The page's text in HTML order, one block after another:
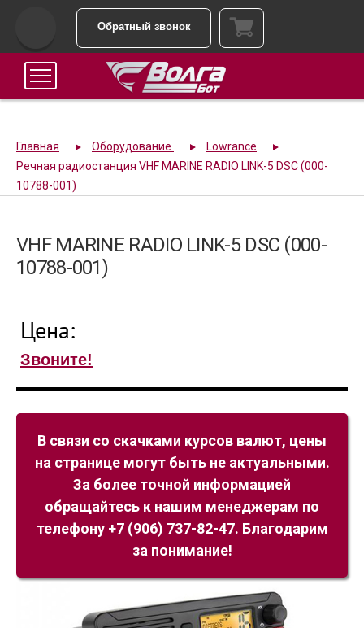
Обратный звонок
Главная Оборудование
Lowrance
Речная радиостанция VHF MARINE RADIO LINK-5 DSC (000-
10788-001)
VHF MARINE RADIO LINK-5 DSC (000-
10788-001)
Цена:
Звоните!
В связи со скачками курсов валют, цены
на странице могут быть не актуальными.
За более точной информацией
обращайтесь к нашим менеджерам по
телефону +7 (906) 737-82-47. Благодарим
за понимание!